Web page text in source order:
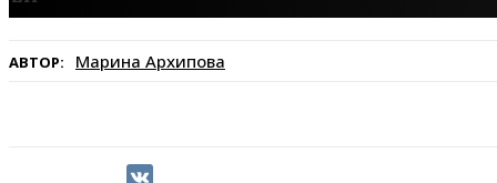
АВТОР: Марина Архипова